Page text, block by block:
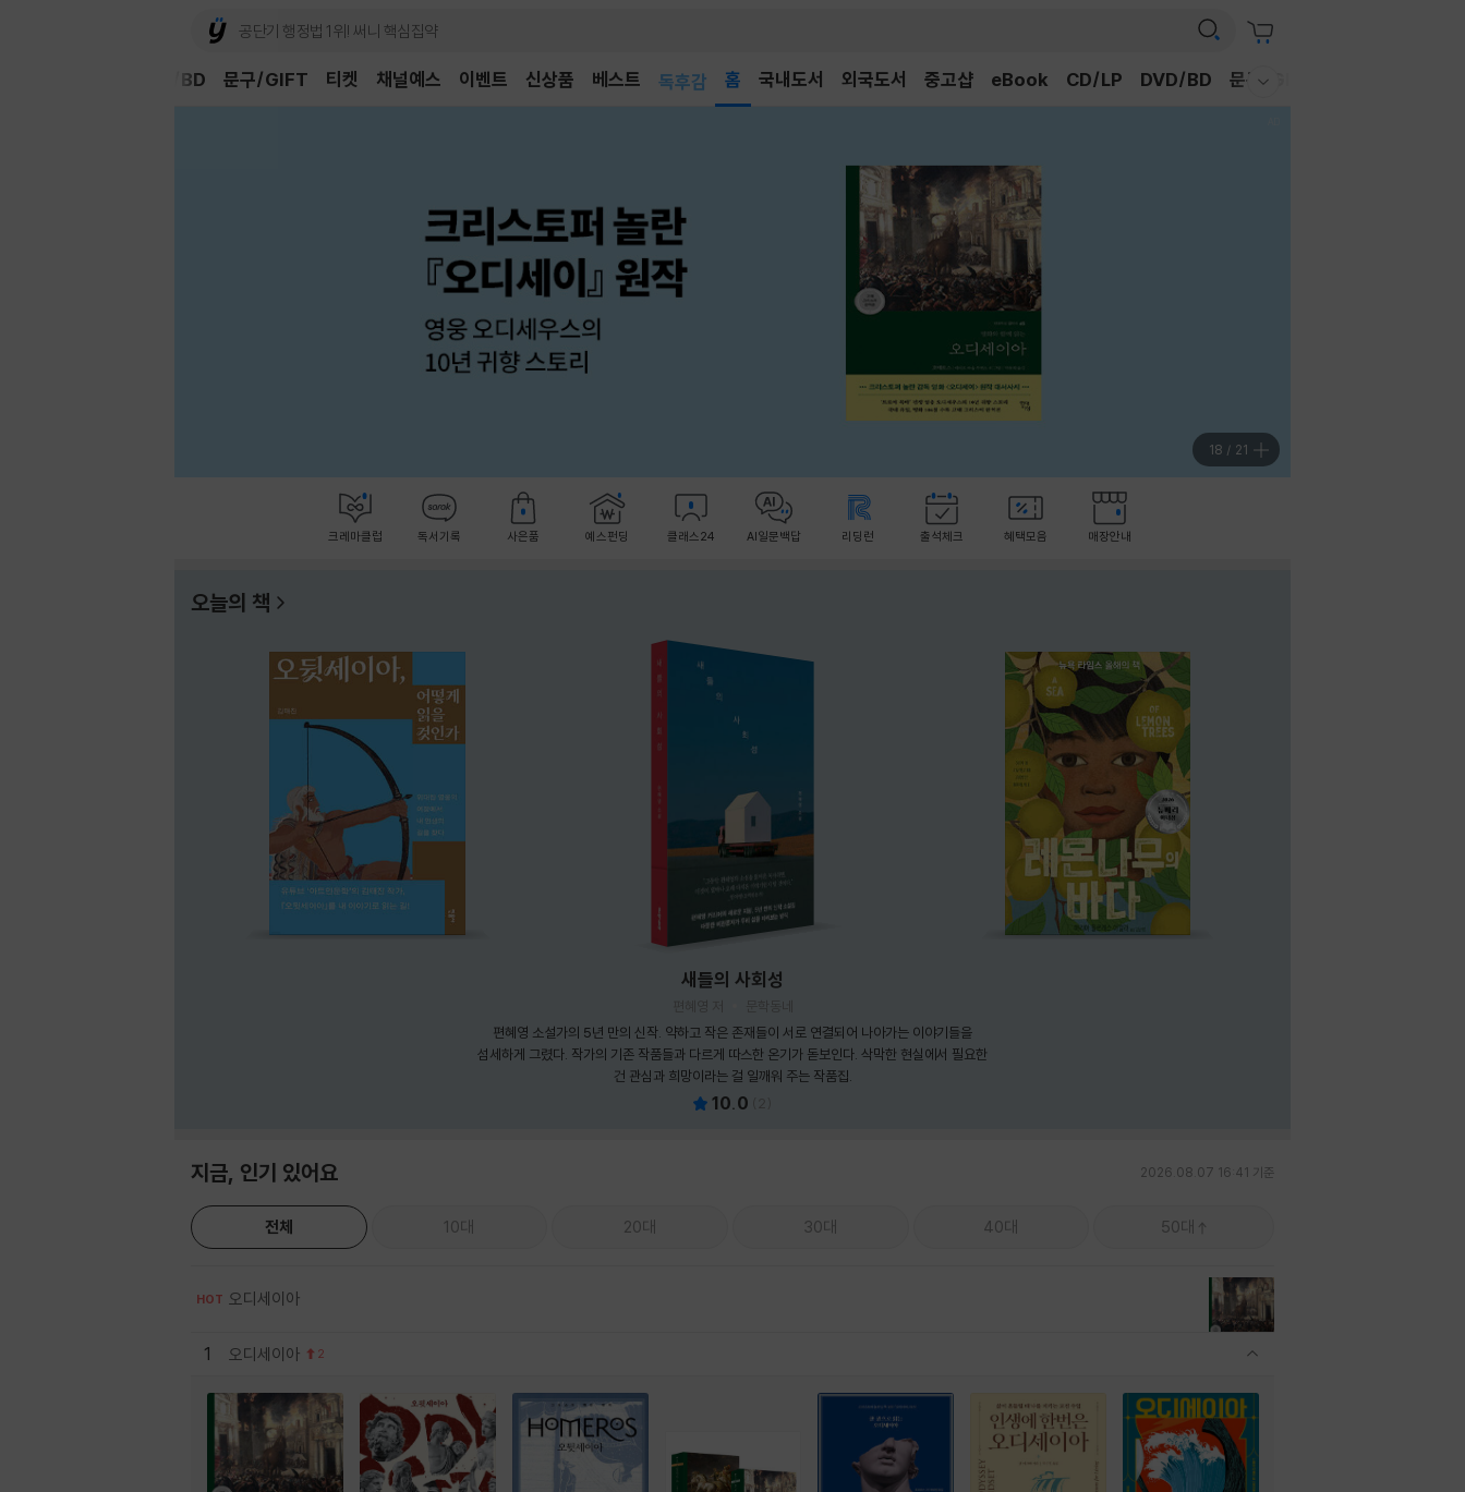
채널예스 이벤트 신상품 베스트
독후감
홈 국내도서 외국도서 중고샵 eBook CD/LP DVD/BD 문구/GIFT
DVD/BD 문구/GIFT 티켓
19 / 21
크레마클럽 독서기록 사은품 예스펀딩 클래스24 AI일문백답 리딩런 출석체크 혜택모음 매장안내
오늘의 책
새들의 사회성
편혜영 소설가의 5년 만의 신작. 약하고 작은 존재들이 서로 연결되어 나아가는 이야기들을
섬세하게 그렸다. 작가의 기존 작품들과 다르게 따스한 온기가 돋보인다. 삭막한 현실에서 필요한
건 관심과 희망이라는 걸 일깨워 주는 작품집.
10.0
지금, 인기 있어요 2026.08.07 16:41 기준
전체 10대 20대 30대 40대 50대
HOT 오디세이아
1 오디세이아 2